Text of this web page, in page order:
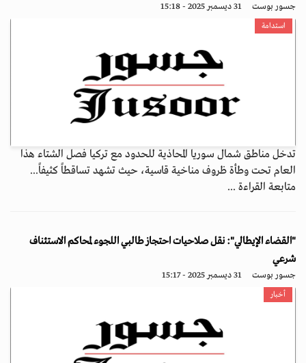
جسور بوست 31 ديسمبر 2025 - 15:18
استدامة
تدخل مناطق شمال سوريا المحاذية للحدود مع تركيا فصل الشتاء هذا
العام تحت وطأة ظروف مناخية قاسية، حيث تشهد تساقطاً كثيفاً...
متابعة القراءة ...
"القضاء الإيطالي": نقل صلاحيات احتجاز طالبي اللجوء لمحاكم الاستئناف
شرعي
جسور بوست 31 ديسمبر 2025 - 15:17
أخبار